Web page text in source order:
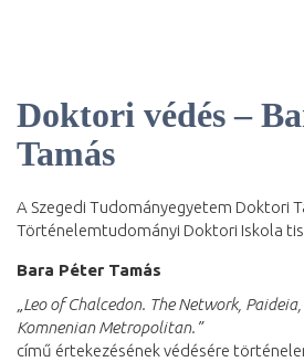
Doktori védés –
Tamás
A Szegedi Tudományegyetem Doktori
Történelemtudományi Doktori Iskola
Bara Péter Tamás
„Leo of Chalcedon. The Network,
Komnenian Metropolitan.”
című értekezésének védésére